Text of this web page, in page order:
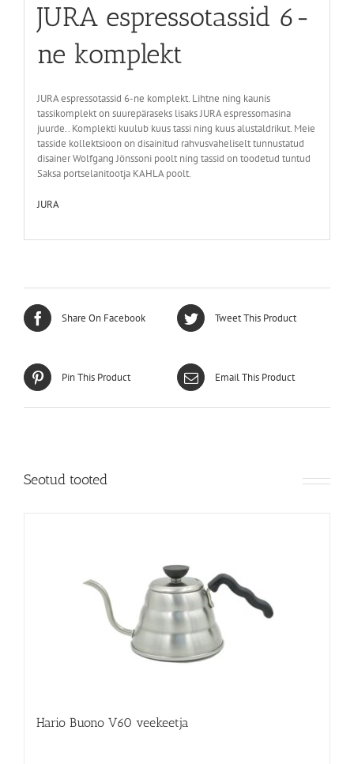
JURA espressotassid 6-
ne komplekt
JURA espressotassid 6-ne komplekt. Lihtne ning kaunis
tassikomplekt on suurepäraseks lisaks JURA espressomasina
juurde.. Komplekti kuulub kuus tassi ning kuus alustaldrikut. Meie
tasside kollektsioon on disainitud rahvusvaheliselt tunnustatud
disainer Wolfgang Jönssoni poolt ning tassid on toodetud tuntud
Saksa portselanitootja KAHLA poolt.
JURA
Share On Facebook Tweet This Product
Pin This Product Email This Product
Seotud tooted
Hario Buono V60 veekeetja